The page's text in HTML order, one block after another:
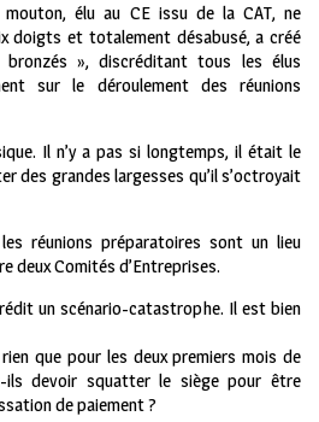
élu au CE issu de la CAT, ne
doigts et totalement désabusé, a créé
bronzés », discréditant tous les élus
sur le déroulement des réunions
Il n’y a pas si longtemps, il était le
des grandes largesses qu’il s’octroyait
réunions préparatoires sont un lieu
deux Comités d’Entreprises.
un scénario-catastrophe. Il est bien
que pour les deux premiers mois de
ils devoir squatter le siège pour être
de paiement ?